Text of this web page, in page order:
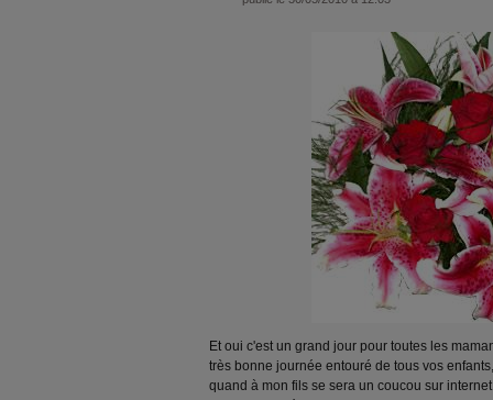
Et oui c'est un grand jour pour toutes les
très bonne journée entouré de tous vos
quand à mon fils se sera un coucou sur